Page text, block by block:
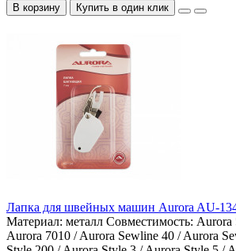
В корзину Купить в один клик
Лапка для швейных машин Aurora AU-
Материал: металл Совместимость: Aurora
Aurora 7010 / Aurora Sewline 40 / Aurora